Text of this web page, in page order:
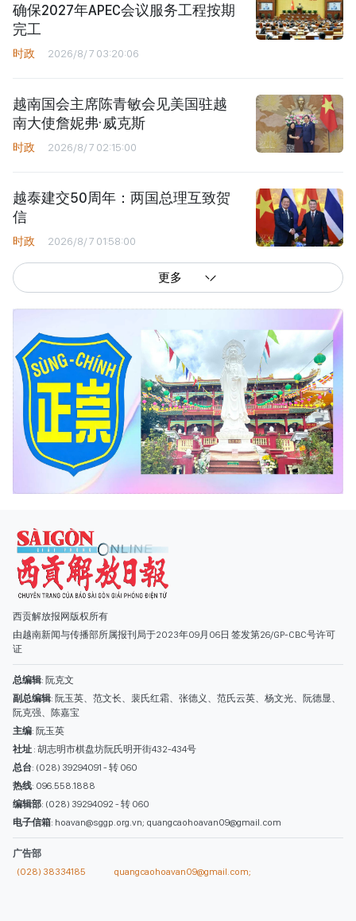
确保2027年APEC会议服务工程按期
完工
时政 2026/8/7 03:20:06
越南国会主席陈青敏会见美国驻越
南大使詹妮弗·威克斯
时政 2026/8/7 02:15:00
越泰建交50周年：两国总理互致贺
信
时政 2026/8/7 01:58:00
更多
西贡解放报网版权所有
由越南新闻与传播部所属报刊局于2023年09月06日 签发第26/GP-CBC号许可
副总编辑: 阮玉英、范文长、裴氏红霜、张德义、范氏云英、杨文光、阮德显、
阮克强、陈嘉宝
主编: 阮玉英
社址: 胡志明市棋盘坊阮氏明开街432-434号
总台: (028) 39294091 - 转 060
热线: 096.558.1888
编辑部: (028) 39294092 - 转 060
电子信箱
广告部
(028) 38334185
quangcaohoavan09@gmail.com;
类别